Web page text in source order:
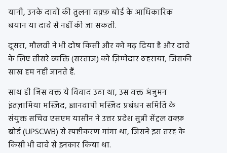
यानी, उनके दावों की तुलना वक़्फ़ बोर्ड के आधिकारिक
बयान या दावे से नहीं की जा सकती.
दूसरा, मौलवी ने भी दोष किसी और को मढ़ दिया है और दावे
के लिए तीसरे व्यक्ति (सरताज) को ज़िम्मेदार ठहराया, जिसकी
साख हम नहीं जानते हैं.
साथ ही जिस वक्त ये विवाद उठा था, उस वक्त अंजुमन
इंतज़ामिया मस्जिद, ज्ञानवापी मस्जिद प्रबंधन समिति के
संयुक्त सचिव एसएम यासीन ने उत्तर प्रदेश सुन्नी सेंट्रल वक्फ़
बोर्ड (UPSCWB) से स्पष्टीकरण मांगा था, जिसने इस तरह के
किसी भी दावे से इनकार किया था.